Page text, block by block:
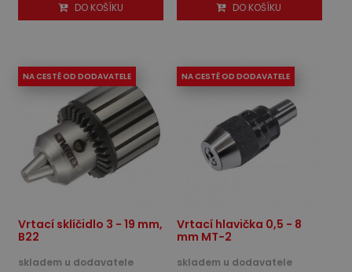
DO KOŠÍKU
DO KOŠÍKU
NA CESTĚ OD DODAVATELE
Vrtací sklíčidlo 3 - 19 mm,
B22
skladem u dodavatele
NA CESTĚ OD DODAVATELE
Vrtací hlavička 0,5 - 8
mm MT-2
skladem u dodavatele